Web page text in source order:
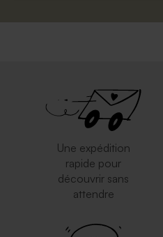
Une expédition
rapide pour
découvrir sans
attendre